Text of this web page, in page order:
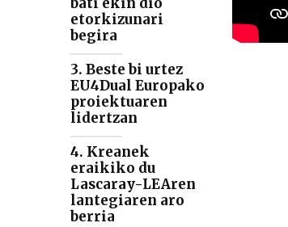
bati ekin dio
etorkizunari
begira
3. Beste bi urtez
EU4Dual Europako
proiektuaren
lidertzan
4. Kreanek
eraikiko du
Lascaray-LEAren
lantegiaren aro
berria